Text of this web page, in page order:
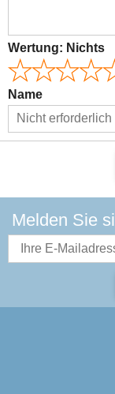
Wertung: Nichts
Name
Melden Sie